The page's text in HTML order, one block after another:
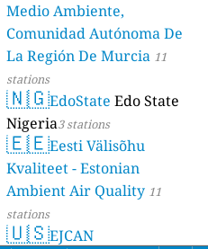
Medio Ambiente,
Comunidad Autónoma De
La Región De Murcia 11
stations
🇳🇬EdoState Edo State
Nigeria3 stations
🇪🇪Eesti Välisõhu
Kvaliteet - Estonian
Ambient Air Quality 11
stations
🇺🇸EJCAN